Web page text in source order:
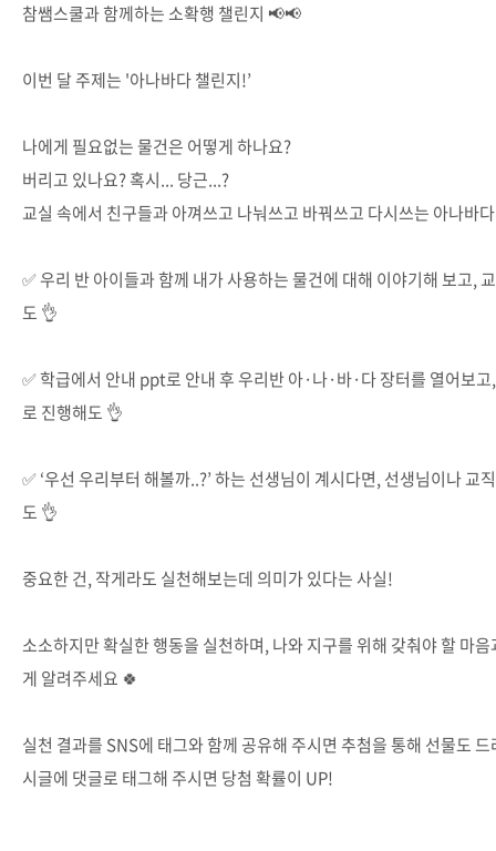
참쌤스쿨과 함께하는 소확행 챌린지 📢📢
이번 달 주제는 '아나바다 챌린지!’
나에게 필요없는 물건은 어떻게 하나요?
버리고 있나요? 혹시... 당근...?
교실 속에서 친구들과 아껴쓰고 나눠쓰고 바꿔쓰고 다시쓰는 아나바
✅ 우리 반 아이들과 함께 내가 사용하는 물건에 대해 이야기해 보고,
도 👌
✅ 학급에서 안내 ppt로 안내 후 우리반 아·나·바·다 장터를 열어보
로 진행해도 👌
✅ ‘우선 우리부터 해볼까..?’ 하는 선생님이 계시다면, 선생님이나 교
도 👌
중요한 건, 작게라도 실천해보는데 의미가 있다는 사실!
소소하지만 확실한 행동을 실천하며, 나와 지구를 위해 갖춰야 할 마
게 알려주세요 🍀
실천 결과를 SNS에 태그와 함께 공유해 주시면 추첨을 통해 선물도
시글에 댓글로 태그해 주시면 당첨 확률이 UP!